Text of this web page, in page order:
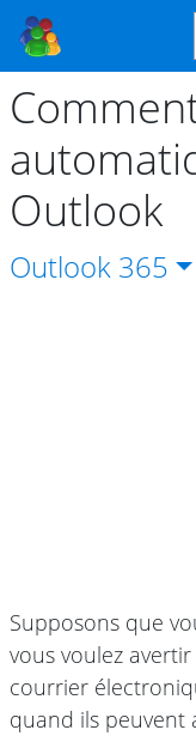
Outlook
Outlook 365
Supposons que
vous voulez
courrier
quand ils peuvent